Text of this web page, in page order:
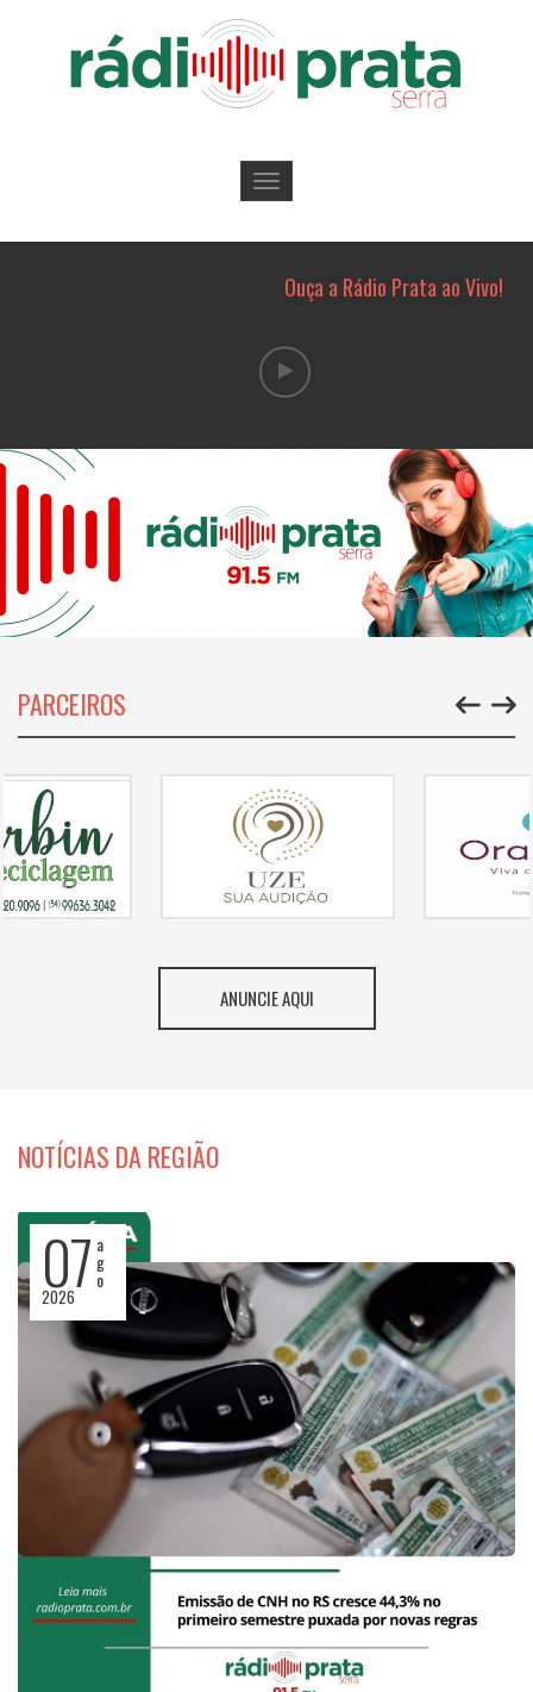
Toggle
navigation
Ouça a Rádio Prata ao Vivo!
PARCEIROS
ANUNCIE AQUI
NOTÍCIAS DA REGIÃO
07 a
g
o
2026